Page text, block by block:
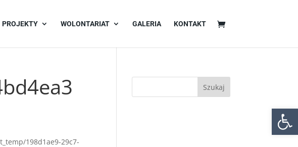
PROJEKTY WOLONTARIAT GALERIA KONTAKT
198d1ae9-29c7-